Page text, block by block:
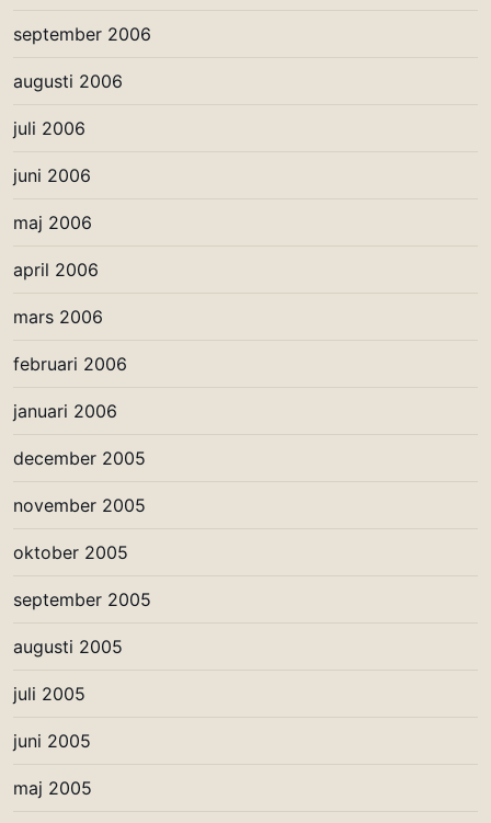
september 2006
augusti 2006
juli 2006
juni 2006
maj 2006
april 2006
mars 2006
februari 2006
januari 2006
december 2005
november 2005
oktober 2005
september 2005
augusti 2005
juli 2005
juni 2005
maj 2005